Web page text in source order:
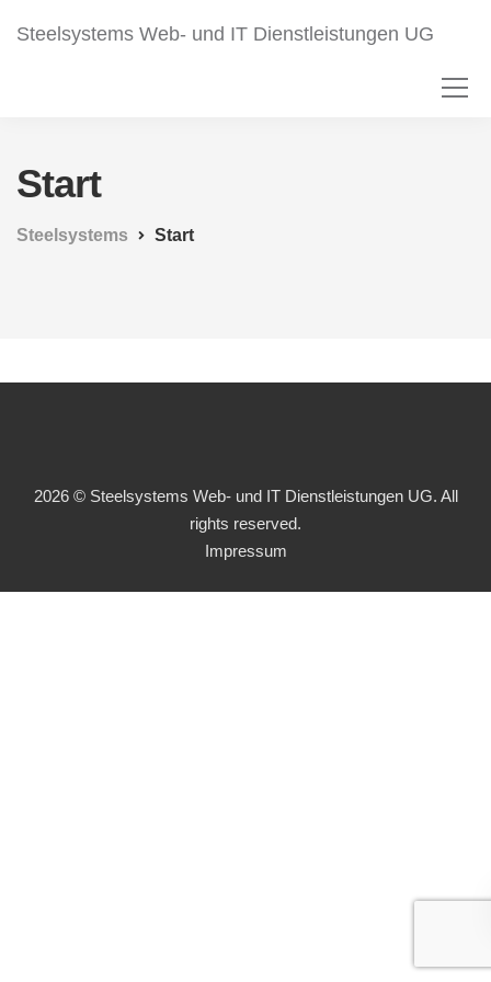
Steelsystems Web- und IT Dienstleistungen UG
Start
Steelsystems Start
2026 © Steelsystems Web- und IT Dienstleistungen UG. All
rights reserved.
Impressum